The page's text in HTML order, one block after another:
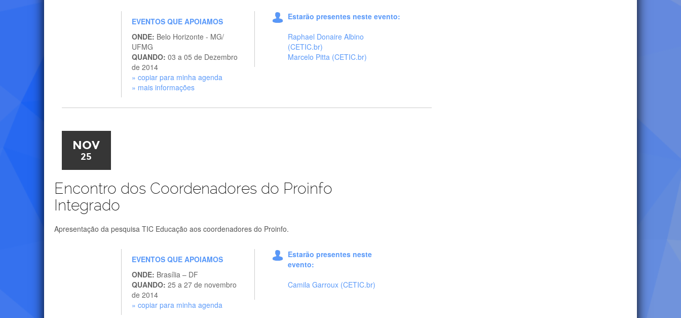
EVENTOS QUE APOIAMOS
ONDE: Belo Horizonte - MG/
UFMG
QUANDO: 03 a 05 de Dezembro
de 2014
» copiar para minha agenda
» mais informações
Estarão presentes neste evento:
Raphael Donaire Albino
(CETIC.br)
Marcelo Pitta (CETIC.br)
NOV
25
Encontro dos Coordenadores do Proinfo
Integrado
Apresentação da pesquisa TIC Educação aos coordenadores do Proinfo.
EVENTOS QUE APOIAMOS
ONDE: Brasília – DF
QUANDO: 25 a 27 de novembro
de 2014
» copiar para minha agenda
Estarão presentes neste
evento:
Camila Garroux (CETIC.br)